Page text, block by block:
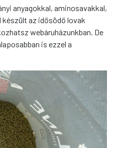
anyagokkal, aminosavakkal,
az idősödő lovak
webáruházunkban. De
is ezzel a